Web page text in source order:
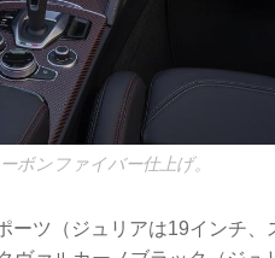
ボンファイバー仕上げ。
ーツ（ジュリアは19インチ、